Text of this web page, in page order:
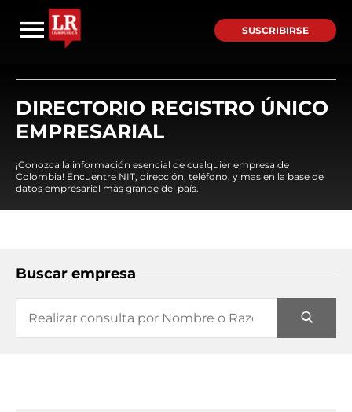
SUSCRIBIRSE
DIRECTORIO REGISTRO ÚNICO
EMPRESARIAL
¡Conozca la información esencial de cualquier empresa de
Colombia! Encuentre NIT, dirección, teléfono, y mas en la base de
datos empresarial mas grande del país.
Buscar empresa